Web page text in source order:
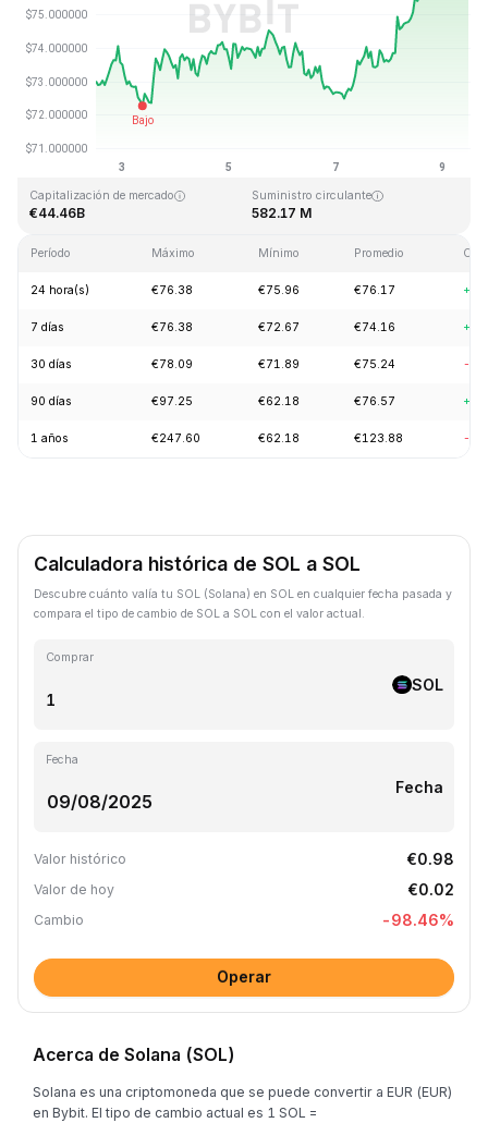
Última actualización: 2026-08-09, 11:25 GMT+0
Máximo histórico
Capitalización de mercado
€44.46B
Suministro circulante
582.17 M
Período Máximo Mínimo Promedio
24 hora(s) €76.38 €75.96 €76.17
7 días €76.38 €72.67 €74.16
30 días €78.09 €71.89 €75.24 -
90 días €97.25 €62.18 €76.57
1 años €247.60 €62.18 €123.88 -
Calculadora histórica de SOL a SOL
Descubre cuánto valía tu SOL (Solana) en SOL en cualquier fecha pasada y
compara el tipo de cambio de SOL a SOL con el valor actual.
Comprar
SOL
Fecha
Fecha
Valor histórico €0.98
Valor de hoy €0.02
Cambio -98.46%
Operar
Acerca de Solana (SOL)
Solana es una criptomoneda que se puede convertir a EUR (EUR)
en Bybit. El tipo de cambio actual es 1 SOL =